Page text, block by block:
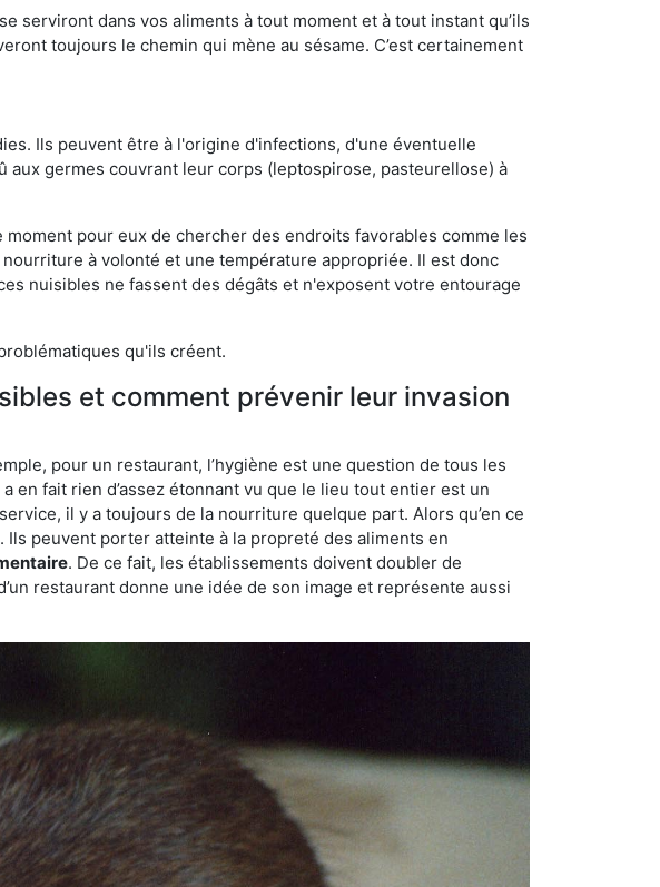
serviront dans vos aliments à tout moment et à tout instant qu’ils
toujours le chemin qui mène au sésame. C’est certainement
Ils peuvent être à l'origine d'infections, d'une éventuelle
aux germes couvrant leur corps (leptospirose, pasteurellose) à
pour eux de chercher des endroits favorables comme les
à volonté et une température appropriée. Il est donc
nuisibles ne fassent des dégâts et n'exposent votre entourage
qu'ils créent.
et comment prévenir leur invasion
pour un restaurant, l’hygiène est une question de tous les
en fait rien d’assez étonnant vu que le lieu tout entier est un
il y a toujours de la nourriture quelque part. Alors qu’en ce
peuvent porter atteinte à la propreté des aliments en
. De ce fait, les établissements doivent doubler de
restaurant donne une idée de son image et représente aussi